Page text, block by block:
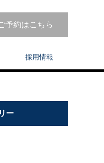
予約はこちら
採用情報
ー